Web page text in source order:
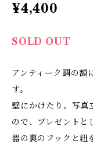
¥4,400
SOLD OUT
アンティーク調の額
す。
壁にかけたり、写真
ので、プレゼントと
器の裏のフックと紐